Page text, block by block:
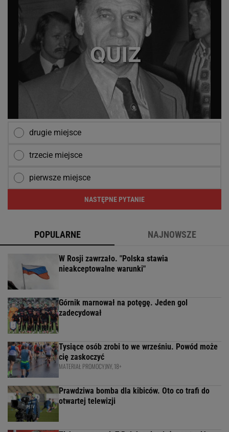
drugie miejsce
trzecie miejsce
pierwsze miejsce
NASTĘPNE PYTANIE
POPULARNE NAJNOWSZE
W Rosji zawrzało. "Polska stawia
nieakceptowalne warunki"
Górnik marnował na potęgę. Jeden gol
zadecydował
Tysiące osób zrobi to we wrześniu. Powód może
cię zaskoczyć
MATERIAŁ PROMOCYJNY, 18+
Prawdziwa bomba dla kibiców. Oto co trafi do
otwartej telewizji